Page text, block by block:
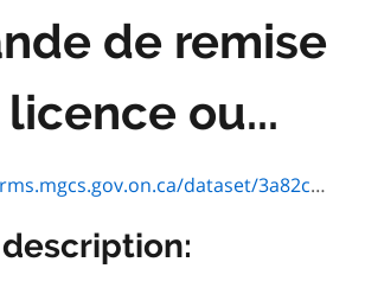
de remise
licence ou...
3a82c37e-c3ee-494b-b38e-5d7ff322e897/resource/e26be9b9-a257-42f8-b68d-8f3566287836/download/on00722f.pdf